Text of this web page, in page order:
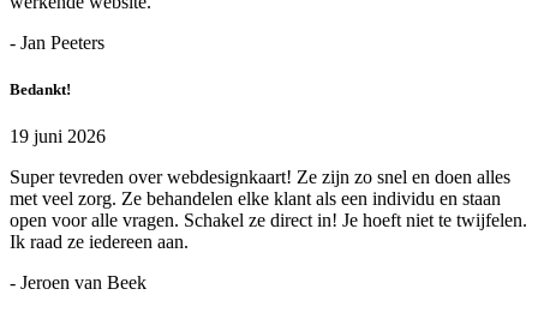
- Jan Peeters
Bedankt!
19 juni 2026
Super tevreden over webdesignkaart! Ze zijn zo snel en doen alles
met veel zorg. Ze behandelen elke klant als een individu en staan
open voor alle vragen. Schakel ze direct in! Je hoeft niet te twijfelen.
Ik raad ze iedereen aan.
- Jeroen van Beek